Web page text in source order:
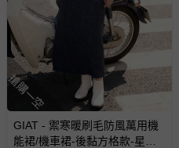
搶購一空
GIAT - 禦寒暖刷毛防風萬用機
能裙/機車裙-後黏方格款-星霧